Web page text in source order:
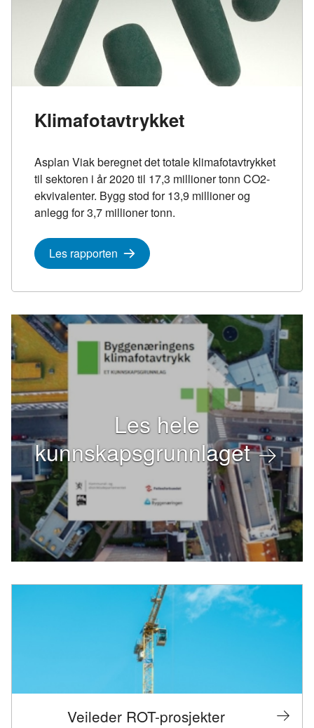
Klimafotavtrykket
Asplan Viak beregnet det totale klimafotavtrykket
til sektoren i år 2020 til 17,3 millioner tonn CO2-
ekvivalenter. Bygg stod for 13,9 millioner og
anlegg for 3,7 millioner tonn.
Les rapporten
Les hele
kunnskapsgrunnlaget
Veileder ROT-prosjekter